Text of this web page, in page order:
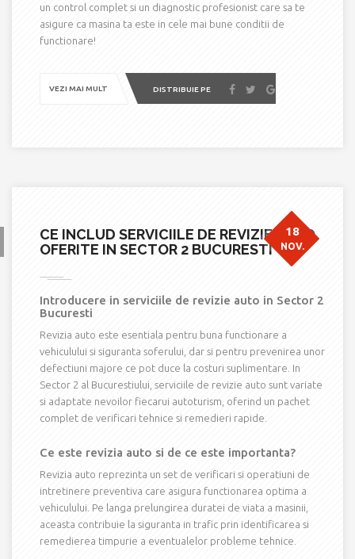
un control complet si un diagnostic profesionist care sa te
asigure ca masina ta este in cele mai bune conditii de
functionare!
VEZI MAI MULT DISTRIBUIE PE
CE INCLUD SERVICIILE DE REVIZIE AUTO
OFERITE IN SECTOR 2 BUCURESTI
18
NOV.
Introducere in serviciile de revizie auto in Sector 2
Bucuresti
Revizia auto este esentiala pentru buna functionare a
vehiculului si siguranta soferului, dar si pentru prevenirea unor
defectiuni majore ce pot duce la costuri suplimentare. In
Sector 2 al Bucurestiului, serviciile de revizie auto sunt variate
si adaptate nevoilor fiecarui autoturism, oferind un pachet
complet de verificari tehnice si remedieri rapide.
Ce este revizia auto si de ce este importanta?
Revizia auto reprezinta un set de verificari si operatiuni de
intretinere preventiva care asigura functionarea optima a
vehiculului. Pe langa prelungirea duratei de viata a masinii,
aceasta contribuie la siguranta in trafic prin identificarea si
remedierea timpurie a eventualelor probleme tehnice.